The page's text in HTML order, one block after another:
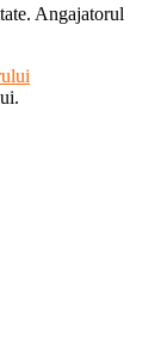
Angajatorul